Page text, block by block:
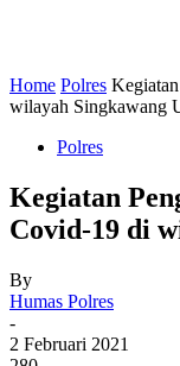
Home Polres
wilayah Singkawang
Polres
Kegiatan
Covid-19 di
By
Humas Polres
-
2 Februari 2021